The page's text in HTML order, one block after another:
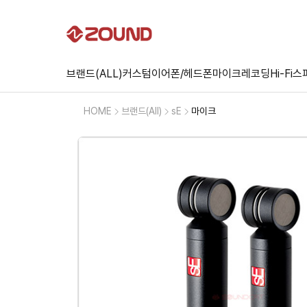
브랜드(ALL)커스텀이어폰/헤드폰마이크레코딩Hi-Fi스
HOME 브랜드(All) sE 마이크